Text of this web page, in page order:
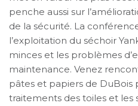
penche aussi sur
de la sécurité. La
l’exploitation du séchoir
minces et les problèmes
maintenance. Venez
pâtes et papiers de DuBois
traitements des toiles et